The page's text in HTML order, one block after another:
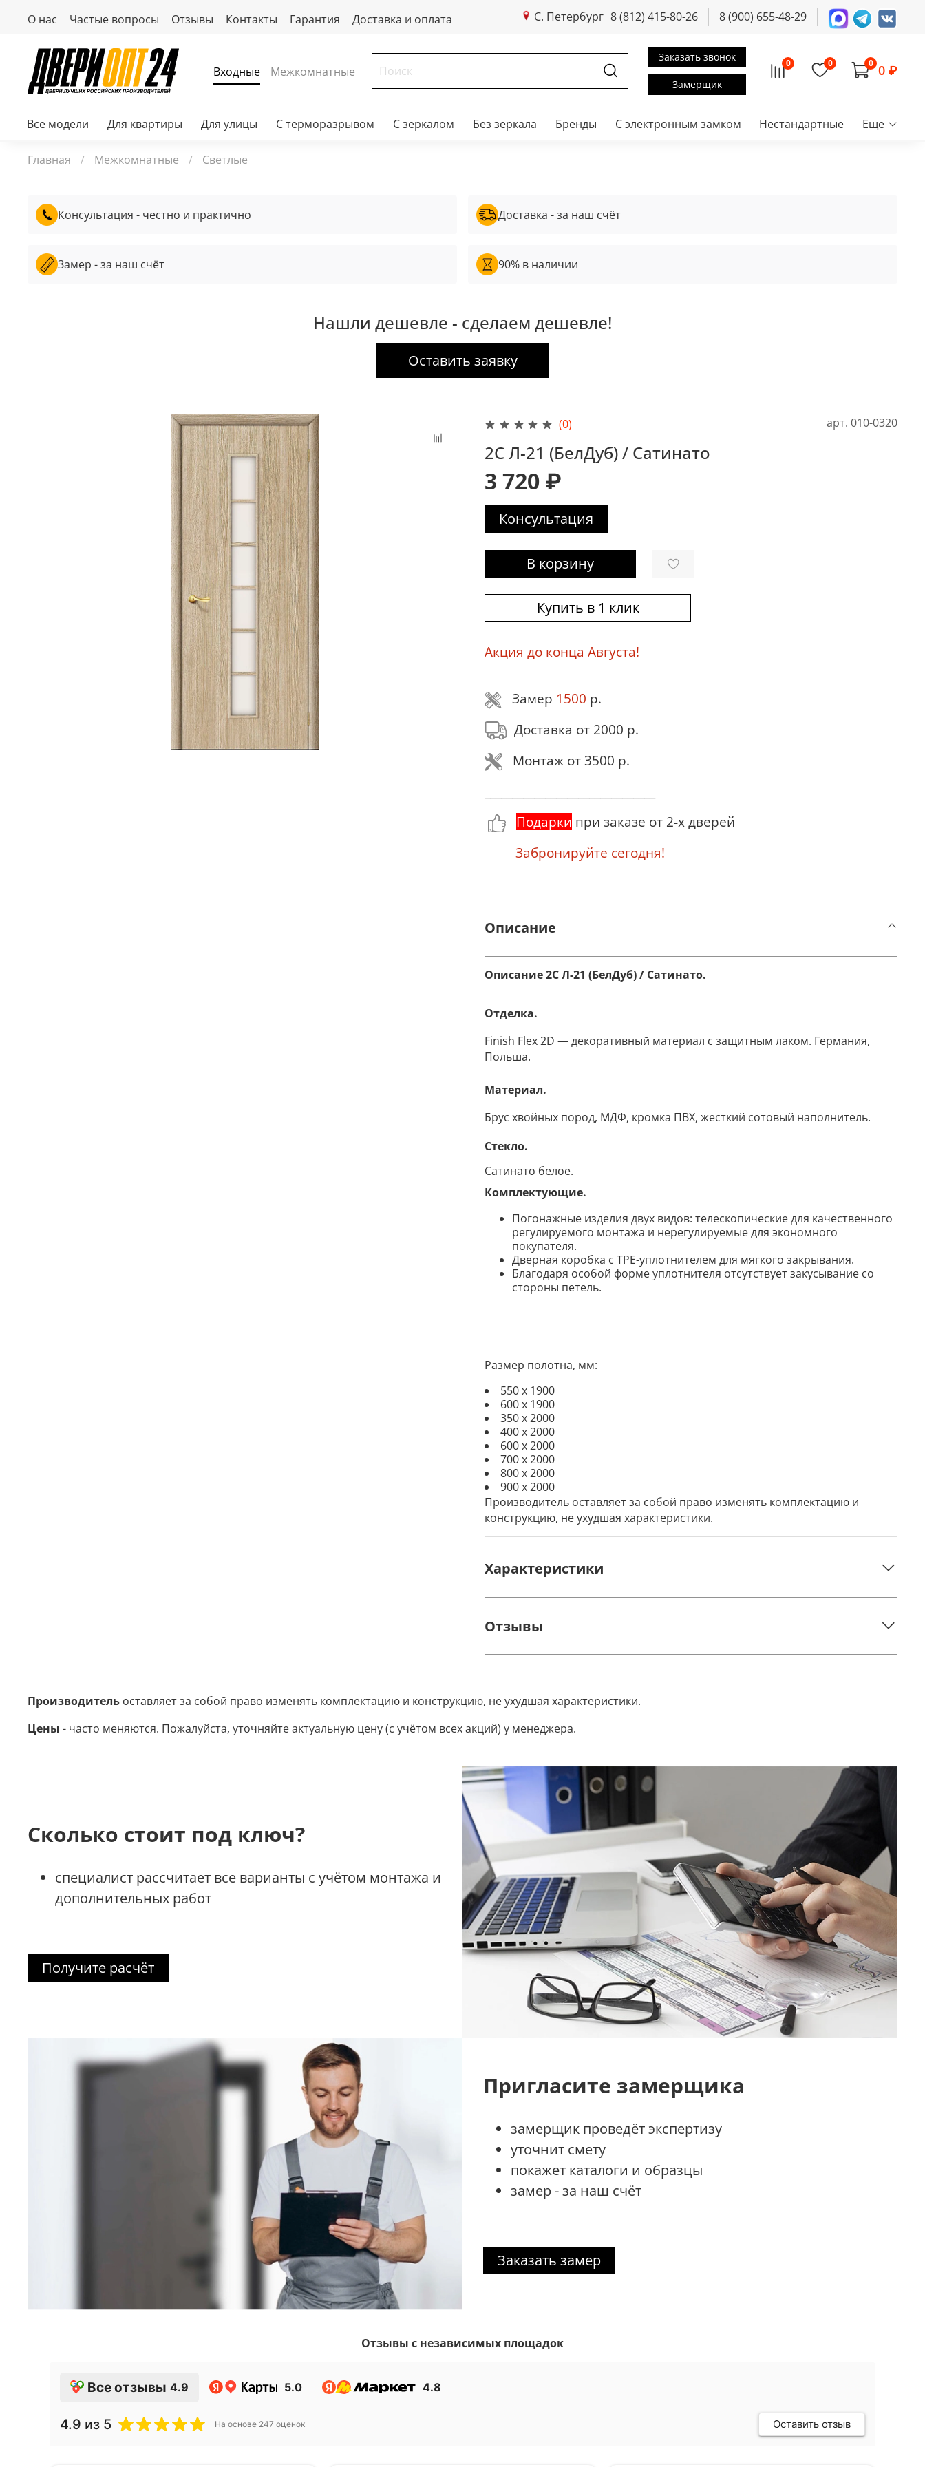
О нас Частые вопросы Отзывы Контакты Гарантия Доставка и оплата С. Петербург 8 (812) 415-80-26 8 (900) 655-48-29
Входные Межкомнатные
Заказать звонок
Замерщик
0 0 0 0 ₽
Все модели Для квартиры Для улицы С терморазрывом С зеркалом Без зеркала Бренды С электронным замком Нестандартные Еще
Главная Межкомнатные Светлые
Консультация - честно и практично
Замер - за наш счёт
Доставка - за наш счёт
90% в наличии
Нашли дешевле - сделаем дешевле!
Оставить заявку
(0) арт. 010-0320
2С Л-21 (БелДуб) / Сатинато
3 720 ₽
Консультация
В корзину
Купить в 1 клик
Акция до конца Августа!
Замер 1500 р.
Доставка от 2000 р.
Монтаж от 3500 р.
Подарки при заказе от 2-х дверей
Забронируйте сегодня!
Описание
Описание 2С Л-21 (БелДуб) / Сатинато.
Отделка.
Finish Flex 2D — декоративный материал с защитным лаком. Германия,
Польша.
Материал.
Брус хвойных пород, МДФ, кромка ПВХ, жесткий сотовый наполнитель.
Стекло.
Сатинато белое.
Комплектующие.
Погонажные изделия двух видов: телескопические для качественного
регулируемого монтажа и нерегулируемые для экономного
покупателя.
Дверная коробка с TPE-уплотнителем для мягкого закрывания.
Благодаря особой форме уплотнителя отсутствует закусывание со
стороны петель.
Размер полотна, мм:
550 х 1900
600 х 1900
350 х 2000
400 х 2000
600 х 2000
700 х 2000
800 х 2000
900 х 2000
Производитель оставляет за собой право изменять комплектацию и
конструкцию, не ухудшая характеристики.
Характеристики
Отзывы
Производитель оставляет за собой право изменять комплектацию и конструкцию, не ухудшая характеристики.
Цены - часто меняются. Пожалуйста, уточняйте актуальную цену (с учётом всех акций) у менеджера.
Сколько стоит под ключ?
специалист рассчитает все варианты с учётом монтажа и
дополнительных работ
Получите расчёт
Пригласите замерщика
замерщик проведёт экспертизу
уточнит смету
покажет каталоги и образцы
замер - за наш счёт
Заказать замер
Отзывы с независимых площадок
Все отзывы 4.9 5.0 4.8
4.9 из 5 На основе 247 оценок Оставить отзыв